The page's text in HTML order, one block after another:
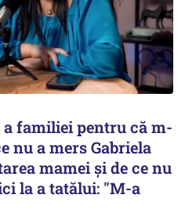
familiei pentru că m-
nu a mers Gabriela
mamei și de ce nu
la a tatălui: "M-a